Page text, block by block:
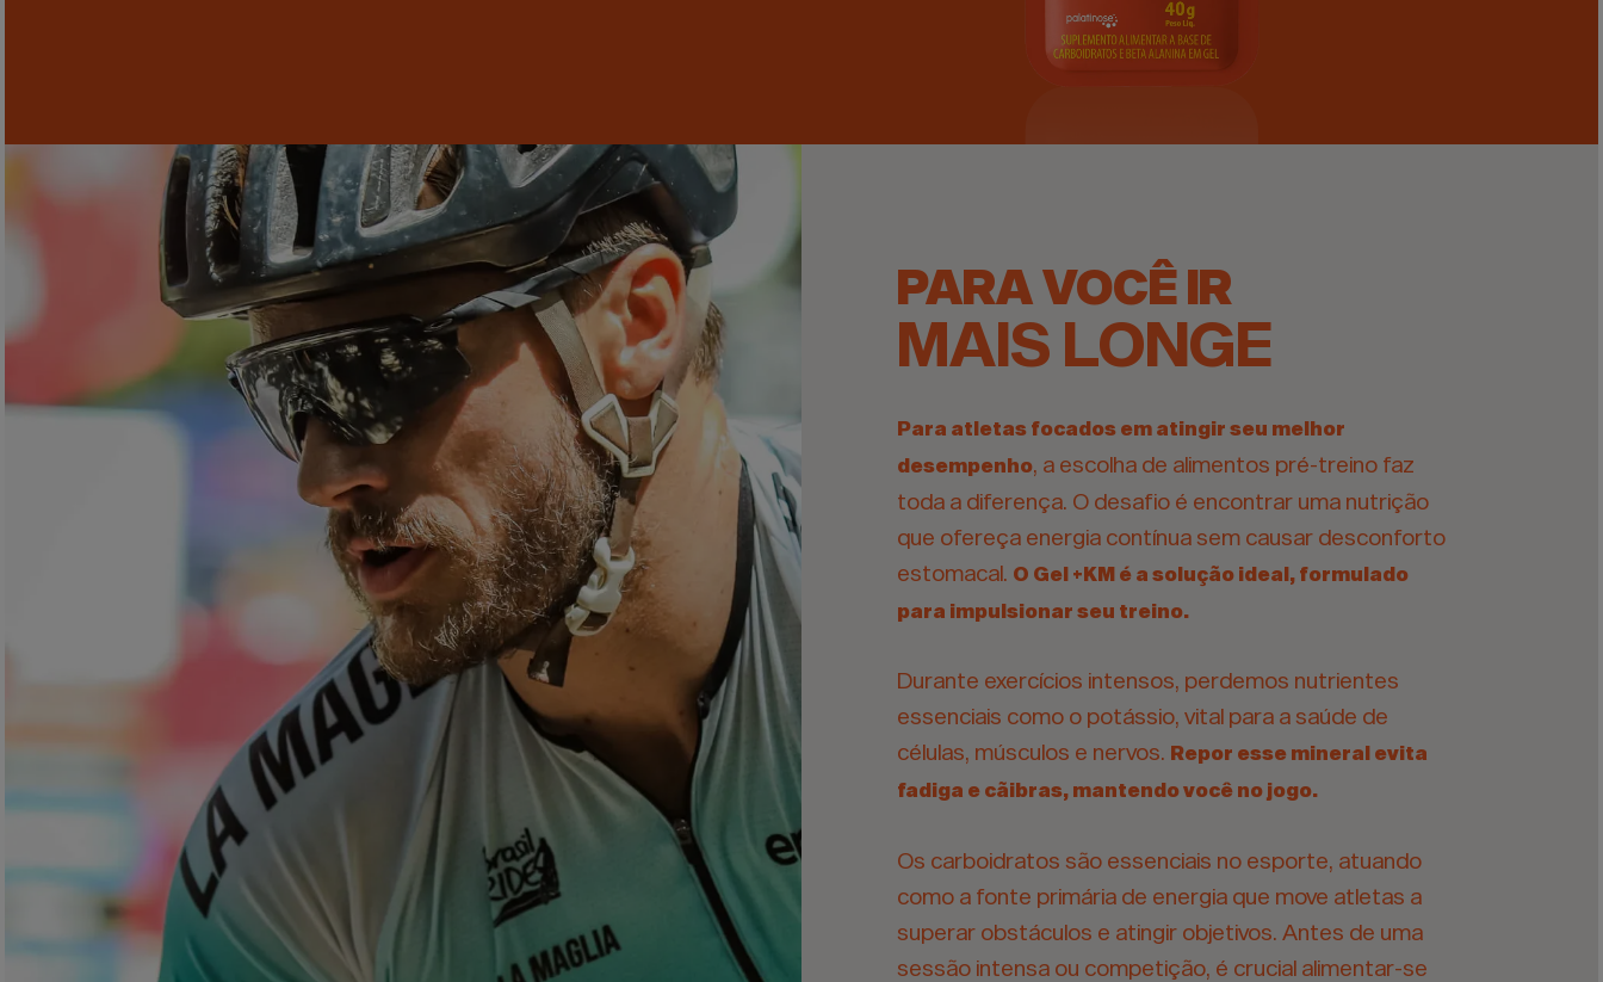
PARA VOCÊ IR
MAIS LONGE
Para atletas focados em atingir seu melhor
desempenho, a escolha de alimentos pré-treino faz
toda a diferença. O desafio é encontrar uma nutrição
que ofereça energia contínua sem causar desconforto
estomacal. O Gel +KM é a solução ideal, formulado
para impulsionar seu treino.
Durante exercícios intensos, perdemos nutrientes
essenciais como o potássio, vital para a saúde de
células, músculos e nervos. Repor esse mineral evita
fadiga e cãibras, mantendo você no jogo.
Os carboidratos são essenciais no esporte, atuando
como a fonte primária de energia que move atletas a
superar obstáculos e atingir objetivos. Antes de uma
sessão intensa ou competição, é crucial alimentar-se